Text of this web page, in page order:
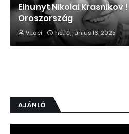
Elhunyt Nikolai Krasnikov
Oroszország
V.Laci hétfő, június 16, 2025
AJÁNLÓ